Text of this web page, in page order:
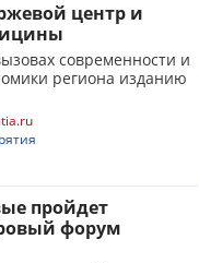
центр и
современности и
региона изданию
пройдет
форум